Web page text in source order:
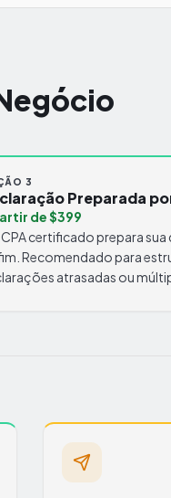
3
Preparada
de $399
CPA certificado prepara
Recomendado para
atrasadas ou